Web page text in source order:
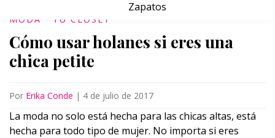
MODA TU CLÓSET
Cómo usar holanes si eres una
chica petite
Por Erika Conde | 4 de julio de 2017
La moda no solo está hecha para las chicas altas, está
hecha para todo tipo de mujer. No importa si eres